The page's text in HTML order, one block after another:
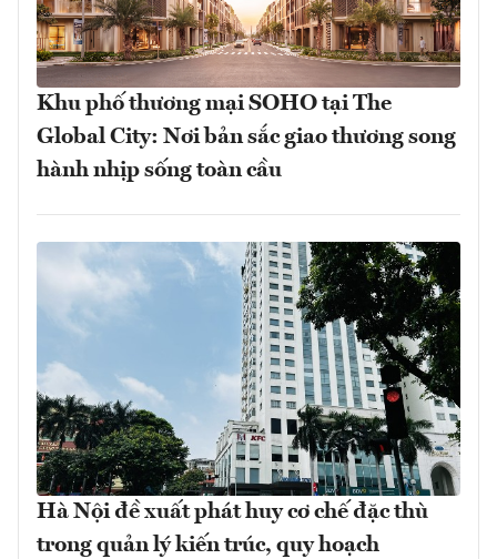
Khu phố thương mại SOHO tại The
Global City: Nơi bản sắc giao thương song
hành nhịp sống toàn cầu
Hà Nội đề xuất phát huy cơ chế đặc thù
trong quản lý kiến trúc, quy hoạch